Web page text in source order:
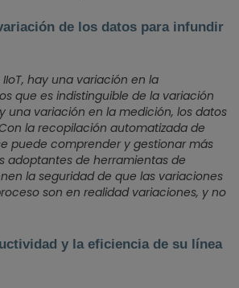
de los datos para infundir
hay una variación en la
que es indistinguible de la variación
una variación en la medición, los datos
la recopilación automatizada de
puede comprender y gestionar más
adoptantes de herramientas de
la seguridad de que las variaciones
son en realidad variaciones, y no
y la eficiencia de su línea